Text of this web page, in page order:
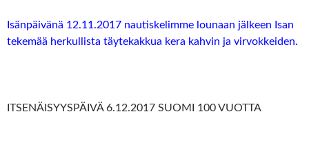
Isänpäivänä 12.11.2017 nautiskelimme lounaan jälkeen Isan
tekemää herkullista täytekakkua kera kahvin ja virvokkeiden.
ITSENÄISYYSPÄIVÄ 6.12.2017 SUOMI 100 VUOTTA